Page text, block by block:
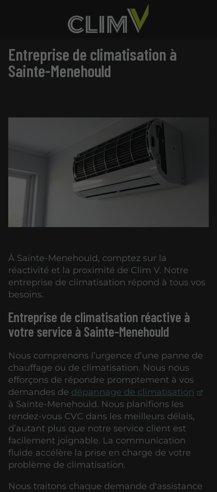
Entreprise de climatisation à
Sainte-Menehould
À Sainte-Menehould, comptez sur la
réactivité et la proximité de Clim V. Notre
entreprise de climatisation répond à tous vos
besoins.
Entreprise de climatisation réactive à
votre service à Sainte-Menehould
Nous comprenons l’urgence d’une panne de
chauffage ou de climatisation. Nous nous
efforçons de répondre promptement à vos
demandes de dépannage de climatisation
à Sainte-Menehould. Nous planifions les
rendez-vous CVC dans les meilleurs délais,
d’autant plus que notre service client est
facilement joignable. La communication
fluide accélère la prise en charge de votre
problème de climatisation.
Nous traitons chaque demande d'assistance